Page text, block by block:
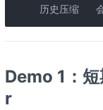
历史压缩
Demo 1：
r